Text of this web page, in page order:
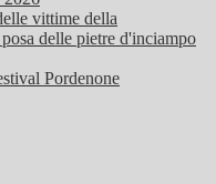
vittime della
delle pietre d'inciampo
Pordenone